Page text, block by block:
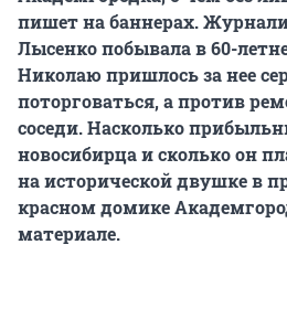
пишет на баннерах.
Лысенко побывала в 60-
Николаю пришлось за нее
поторговаться, а против
соседи. Насколько
новосибирца и сколько он
на исторической двушке в
красном домике
материале.